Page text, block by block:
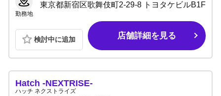
勤務地
東京都新宿区歌舞伎町2-29-8 トヨタケビルB1F
検討中に追加 店舗詳細を見る
Hatch -NEXTRISE-
ハッチ ネクストライズ